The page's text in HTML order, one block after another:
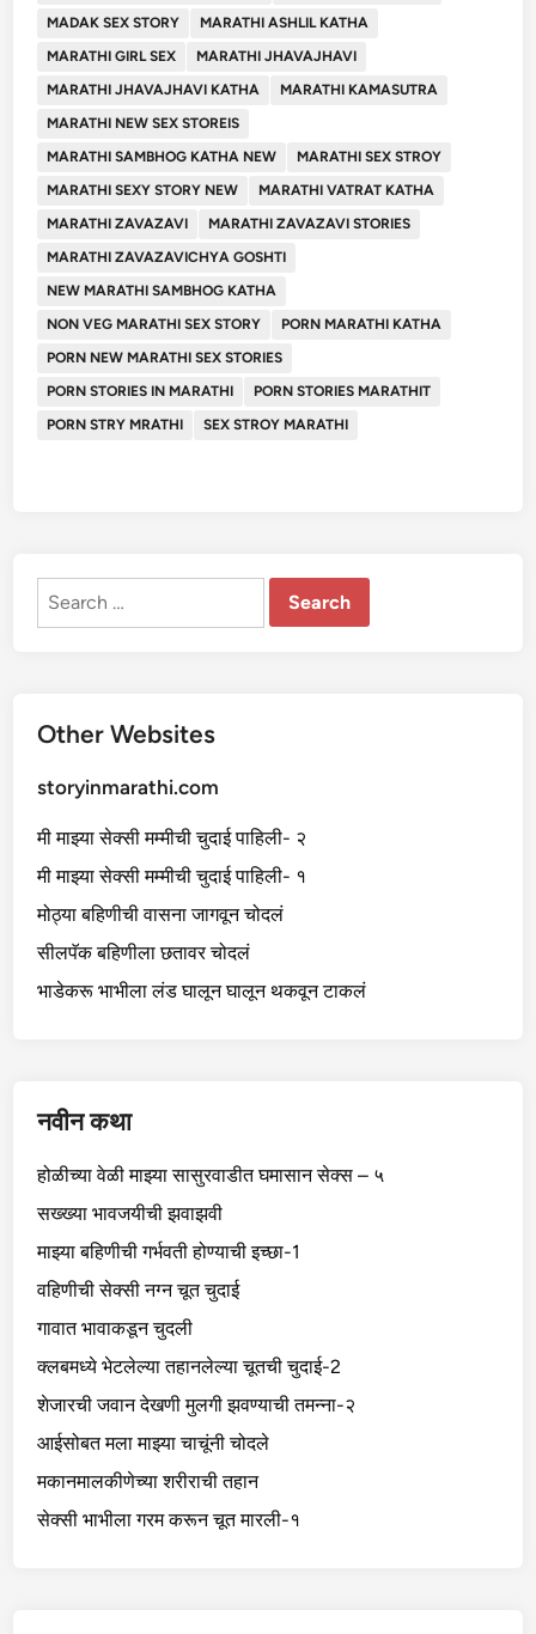
MADAK SEX STORY
MARATHI ASHLIL KATHA
MARATHI GIRL SEX
MARATHI JHAVAJHAVI
MARATHI JHAVAJHAVI KATHA
MARATHI KAMASUTRA
MARATHI NEW SEX STOREIS
MARATHI SAMBHOG KATHA NEW
MARATHI SEX STROY
MARATHI SEXY STORY NEW
MARATHI VATRAT KATHA
MARATHI ZAVAZAVI
MARATHI ZAVAZAVI STORIES
MARATHI ZAVAZAVICHYA GOSHTI
NEW MARATHI SAMBHOG KATHA
NON VEG MARATHI SEX STORY
PORN MARATHI KATHA
PORN NEW MARATHI SEX STORIES
PORN STORIES IN MARATHI
PORN STORIES MARATHIT
PORN STRY MRATHI
SEX STROY MARATHI
Search
Other Websites
storyinmarathi.com
मी माझ्या सेक्सी मम्मीची चुदाई पाहिली- २
मी माझ्या सेक्सी मम्मीची चुदाई पाहिली- १
मोठ्या बहिणीची वासना जागवून चोदलं
सीलपॅक बहिणीला छतावर चोदलं
भाडेकरू भाभीला लंड घालून घालून थकवून टाकलं
नवीन कथा
होळीच्या वेळी माझ्या सासुरवाडीत घमासान सेक्स – ५
सख्ख्या भावजयीची झवाझवी
माझ्या बहिणीची गर्भवती होण्याची इच्छा-1
वहिणीची सेक्सी नग्न चूत चुदाई
गावात भावाकडून चुदली
क्लबमध्ये भेटलेल्या तहानलेल्या चूतची चुदाई-2
शेजारची जवान देखणी मुलगी झवण्याची तमन्ना-२
आईसोबत मला माझ्या चाचूंनी चोदले
मकानमालकीणेच्या शरीराची तहान
सेक्सी भाभीला गरम करून चूत मारली-१